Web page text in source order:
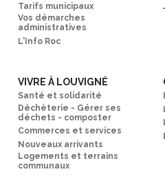
Tarifs municipaux
Vos démarches
administratives
L'Info Roc
VIVRE À LOUVIGNÉ
Santé et solidarité
Déchèterie - Gérer ses
déchets - composter
Commerces et services
Nouveaux arrivants
Logements et terrains
communaux